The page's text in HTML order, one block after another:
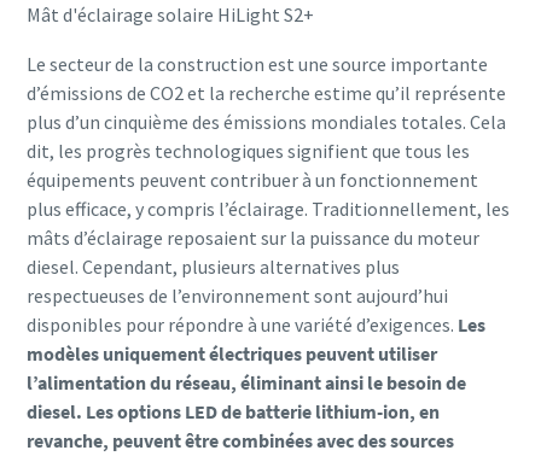
Mât d'éclairage solaire HiLight S2+
Le secteur de la construction est une source importante
d’émissions de CO2 et la recherche estime qu’il représente
plus d’un cinquième des émissions mondiales totales. Cela
dit, les progrès technologiques signifient que tous les
équipements peuvent contribuer à un fonctionnement
plus efficace, y compris l’éclairage. Traditionnellement, les
mâts d’éclairage reposaient sur la puissance du moteur
diesel. Cependant, plusieurs alternatives plus
respectueuses de l’environnement sont aujourd’hui
disponibles pour répondre à une variété d’exigences. Les
modèles uniquement électriques peuvent utiliser
l’alimentation du réseau, éliminant ainsi le besoin de
diesel. Les options LED de batterie lithium-ion, en
revanche, peuvent être combinées avec des sources